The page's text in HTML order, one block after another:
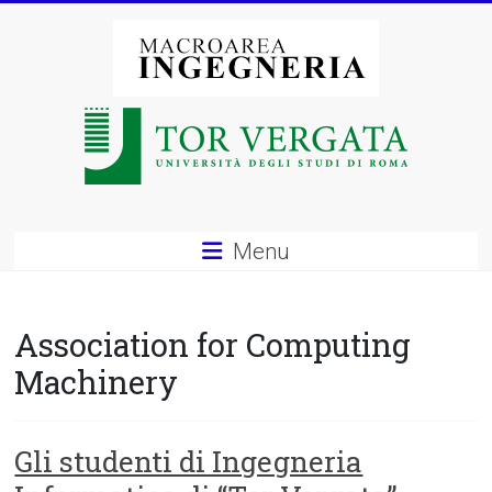
Macroarea
degli
Studi
Roma
Menu
Association for Computing
Machinery
Gli studenti di Ingegneria